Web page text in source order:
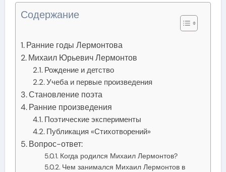
Содержание
Ранние годы Лермонтова
Михаил Юрьевич Лермонтов
Рождение и детство
Учеба и первые произведения
Становление поэта
Ранние произведения
Поэтические эксперименты
Публикация «Стихотворений»
Вопрос-ответ:
Когда родился Михаил Лермонтов?
Чем занимался Михаил Лермонтов в